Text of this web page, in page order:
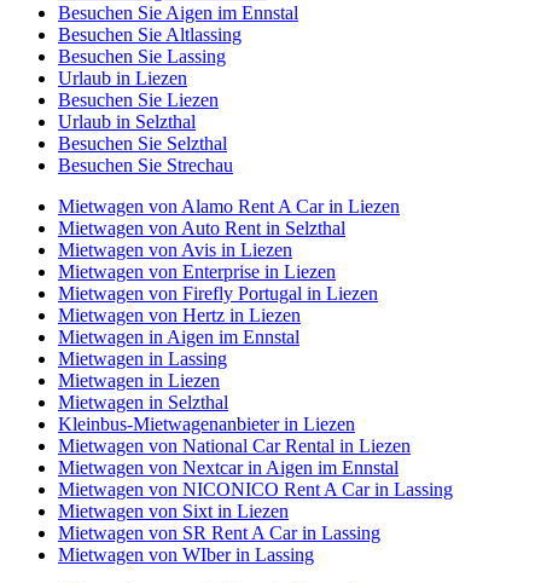
Besuchen Sie Aigen im Ennstal
Besuchen Sie Altlassing
Besuchen Sie Lassing
Urlaub in Liezen
Besuchen Sie Liezen
Urlaub in Selzthal
Besuchen Sie Selzthal
Besuchen Sie Strechau
Mietwagen von Alamo Rent A Car in Liezen
Mietwagen von Auto Rent in Selzthal
Mietwagen von Avis in Liezen
Mietwagen von Enterprise in Liezen
Mietwagen von Firefly Portugal in Liezen
Mietwagen von Hertz in Liezen
Mietwagen in Aigen im Ennstal
Mietwagen in Lassing
Mietwagen in Liezen
Mietwagen in Selzthal
Kleinbus-Mietwagenanbieter in Liezen
Mietwagen von National Car Rental in Liezen
Mietwagen von Nextcar in Aigen im Ennstal
Mietwagen von NICONICO Rent A Car in Lassing
Mietwagen von Sixt in Liezen
Mietwagen von SR Rent A Car in Lassing
Mietwagen von WIber in Lassing